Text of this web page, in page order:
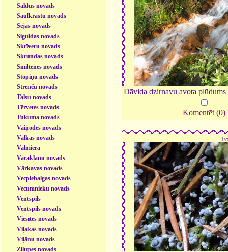
Saldus novads
Saulkrastu novads
Sējas novads
Siguldas novads
Skrīveru novads
Skrundas novads
Smiltenes novads
Stopiņu novads
Strenču novads
Talsu novads
Tērvetes novads
Tukuma novads
Vaiņodes novads
Valkas novads
Valmiera
Varakļānu novads
Vārkavas novads
Vecpiebalgas novads
Vecumnieku novads
Ventspils
Ventspils novads
Viesītes novads
Viļakas novads
Viļānu novads
Zilupes novads
Dāvida dzirnavu avota
Komentēt (0)